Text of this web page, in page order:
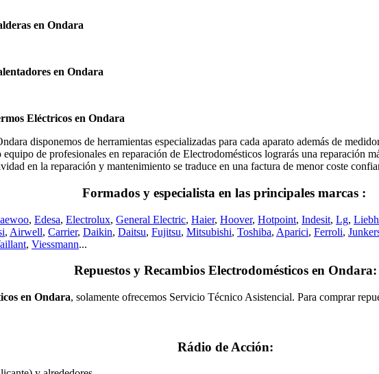
en Ondara
en Ondara
Eléctricos en Ondara
disponemos de herramientas especializadas para cada aparato además de
de profesionales en reparación de Electrodomésticos lograrás una reparación
en la reparación y mantenimiento se traduce en una factura de menor coste
Formados y especialista en las principales marcas :
, Edesa, Electrolux, General Electric, Haier, Hoover, Hotpoint, Indesit, Lg,
, Airwell, Carrier, Daikin, Daitsu, Fujitsu, Mitsubishi, Toshiba, Aparici, Ferroli,
, Viessmann...
Repuestos y Recambios Electrodomésticos en Ondara:
en Ondara, solamente ofrecemos Servicio Técnico Asistencial. Para comprar
Rádio de Acción: